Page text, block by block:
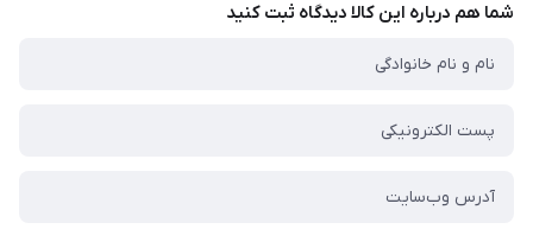
شما هم درباره این کالا دیدگاه ثبت کنید